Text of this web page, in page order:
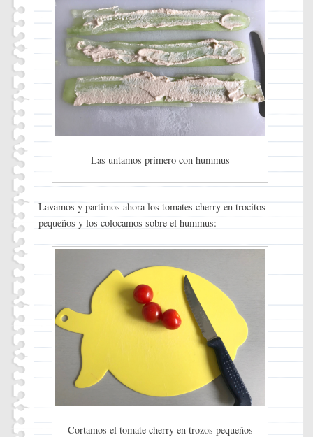
Las untamos primero con hummus
Lavamos y partimos ahora los tomates cherry en trocitos
pequeños y los colocamos sobre el hummus:
Cortamos el tomate cherry en trozos pequeños